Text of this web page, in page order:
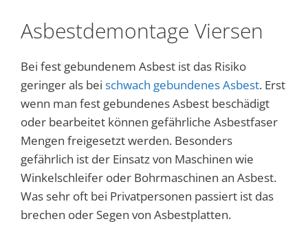
Asbestdemontage Viersen
Bei fest gebundenem Asbest ist das Risiko
geringer als bei schwach gebundenes Asbest. Erst
wenn man fest gebundenes Asbest beschädigt
oder bearbeitet können gefährliche Asbestfaser
Mengen freigesetzt werden. Besonders
gefährlich ist der Einsatz von Maschinen wie
Winkelschleifer oder Bohrmaschinen an Asbest.
Was sehr oft bei Privatpersonen passiert ist das
brechen oder Segen von Asbestplatten.